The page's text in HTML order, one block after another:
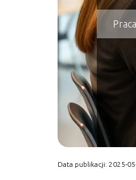
Praca
Data publikacji: 2025-